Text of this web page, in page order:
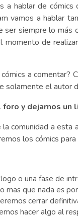
hablar de
vamos a hablar
siempre lo más
de
a
el autor
y dejarnos un
comunidad a
los cómics para
o una fase de
que nada es
cerrar
hacer algo al